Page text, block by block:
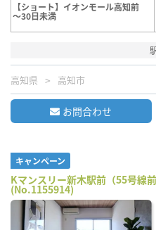
【ショート】イオンモール高知前
～30日未満
高知県 高知市
お問合わせ
キャンペーン
Kマンスリー新木駅前（55号線
(No.1155914)